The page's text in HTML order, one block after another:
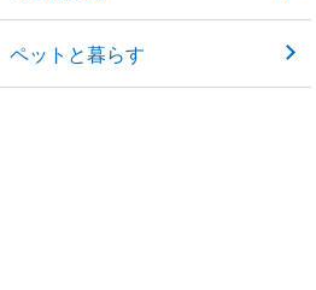
ペットと暮らす